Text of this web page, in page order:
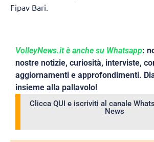
Fipav Bari.
VolleyNews.it è anche su Whatsapp:
nostre notizie, curiosità, interviste,
aggiornamenti e approfondimenti.
insieme alla pallavolo!
Clicca QUI e iscriviti al canale
News